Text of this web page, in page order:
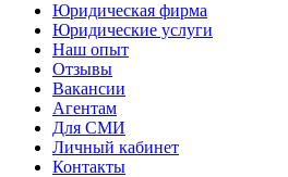
Юридическая фирма
Юридические услуги
Наш опыт
Отзывы
Вакансии
Агентам
Для СМИ
Личный кабинет
Контакты